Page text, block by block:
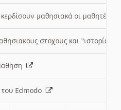
μαθησιακά οι μαθητές/
στοχους και "ιστορία"
του Edmodo